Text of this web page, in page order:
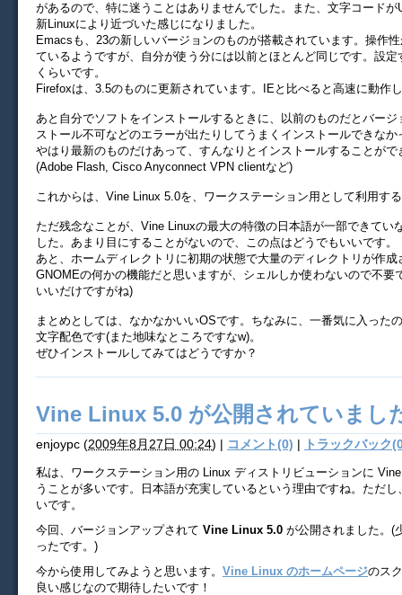
があるので、特に迷うことはありませんでした。また、文字コードが
新Linuxにより近づいた感じになりました。
Emacsも、23の新しいバージョンのものが搭載されています。操作
ているようですが、自分が使う分には以前とほとんど同じです。設定
くらいです。
Firefoxは、3.5のものに更新されています。IEと比べると高速に動作
あと自分でソフトをインストールするときに、以前のものだとバージ
ストール不可などのエラーが出たりしてうまくインストールできな
やはり最新のものだけあって、すんなりとインストールすることがで
(Adobe Flash, Cisco Anyconnect VPN clientなど)
これからは、Vine Linux 5.0を、ワークステーション用として利用す
ただ残念なことが、Vine Linuxの最大の特徴の日本語が一部できてい
した。あまり目にすることがないので、この点はどうでもいいです。
あと、ホームディレクトリに初期の状態で大量のディレクトリが作成
GNOMEの何かの機能だと思いますが、シェルしか使わないので不要
いいだけですがね)
まとめとしては、なかなかいいOSです。ちなみに、一番気に入った
文字配色です(また地味なところですなw)。
ぜひインストールしてみてはどうですか？
Vine Linux 5.0 が公開されていまし
enjoypc (2009年8月27日 00:24) | コメント(0) | トラックバック
私は、ワークステーション用の Linux ディストリビューションに
うことが多いです。日本語が充実しているという理由ですね。ただ
いです。
今回、バージョンアップされて Vine Linux 5.0 が公開されました。(
ったです。)
今から使用してみようと思います。 Vine Linux のホームページのス
良い感じなので期待したいです！